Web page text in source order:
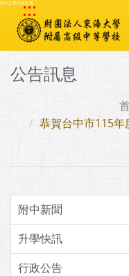
跳到主要內容區塊
:::
公告訊息
恭賀台中市115年
附中新聞
升學快訊
行政公告